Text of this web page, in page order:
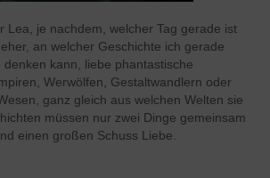
Lea, je nachdem, welcher Tag gerade ist
an welcher Geschichte ich gerade
kann, liebe phantastische
Werwölfen, Gestaltwandlern oder
ganz gleich aus welchen Welten sie
müssen nur zwei Dinge gemeinsam
einen großen Schuss Liebe.